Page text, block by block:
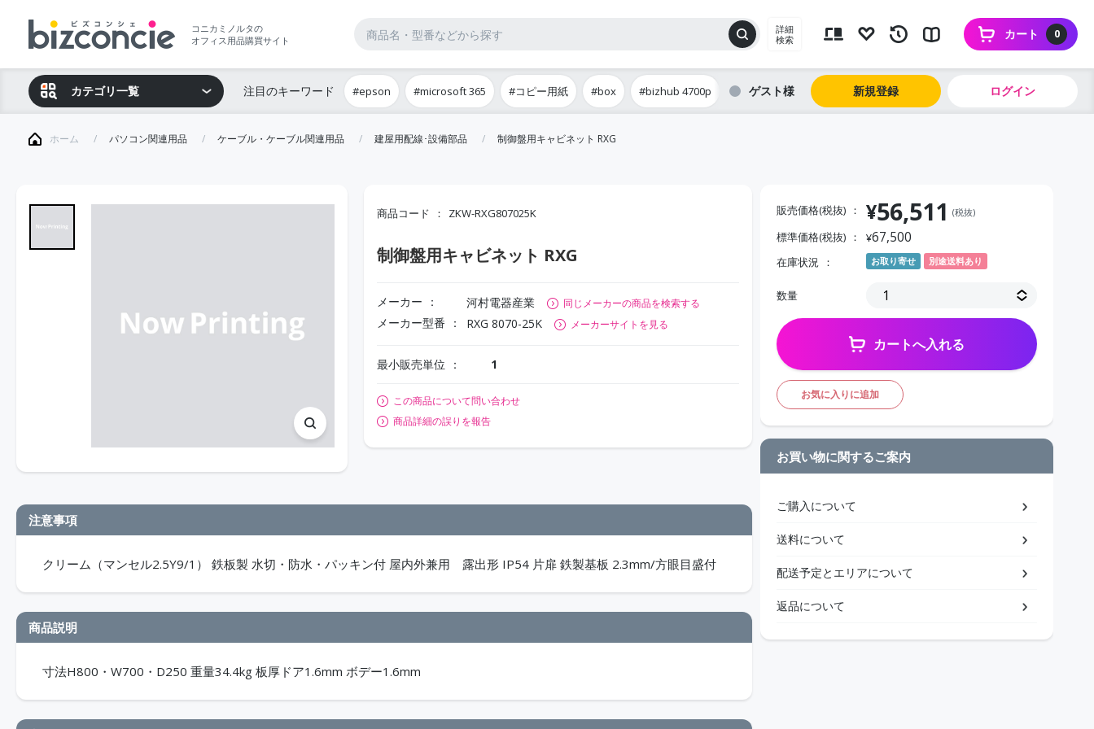
コニカミノルタの
オフィス用品購買サイト
詳細
検索
0
カート
カテゴリ一覧 注目のキーワード #epson #microsoft 365 #コピー用紙 #box #bizhub 4700p ゲスト 新規登録 ログイン
ホーム パソコン関連用品 ケーブル・ケーブル関連用品 建屋用配線･設備部品 制御盤用キャビネット RXG
商品コード ZKW-RXG807025K
制御盤用キャビネット RXG
メーカー 河村電器産業 同じメーカーの商品を検索する
メーカー型番 RXG 8070-25K メーカーサイトを見る
最小販売単位 1
この商品について問い合わせ
商品詳細の誤りを報告
注意事項
クリーム（マンセル2.5Y9/1） 鉄板製 水切・防水・パッキン付 屋内外兼用 露出形 IP54 片扉 鉄製基板 2.3mm/方眼目盛付
商品説明
寸法H800・W700・D250 重量34.4kg 板厚ドア1.6mm ボデー1.6mm
販売価格(税抜) ¥56,511 (税抜)
標準価格(税抜) ¥67,500
在庫状況 お取り寄せ 別途送料あり
数量
カートへ入れる
お気に入りに追加
お買い物に関するご案内
ご購入について
送料について
配送予定とエリアについて
返品について